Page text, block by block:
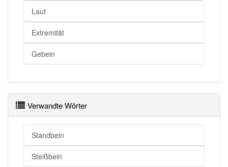
Laut
Extremität
Gebein
Verwandte Wörter
Standbein
Steißbein